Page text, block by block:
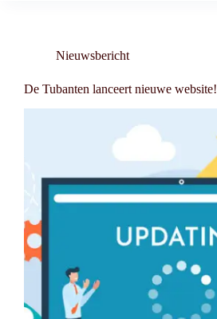
Nieuwsbericht
De Tubanten lanceert nieuwe website!